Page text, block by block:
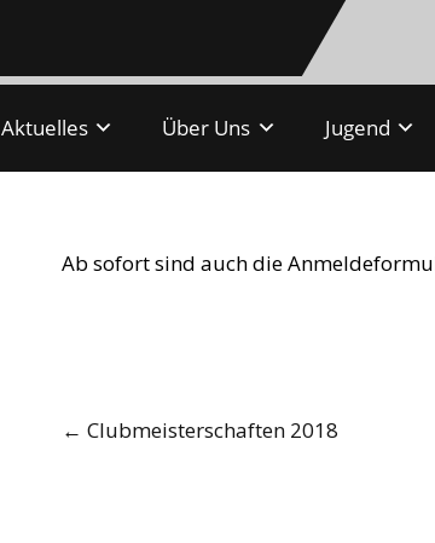
Aktuelles Über Uns Jugend
Ab sofort sind auch die
Post
navigation
← Clubmeisterschaften 2018